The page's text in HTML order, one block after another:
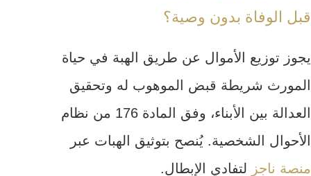
قبل الوفاة بدون وصية؟
يجوز توزيع الأموال عن طريق الهبة في حياة
المورث شريطة قبض الموهوب له وتحقيق
العدالة بين الأبناء، وفق المادة 176 من نظام
الأحوال الشخصية. يُنصح بتوثيق الهبات عبر
منصة ناجز لتفادي الإبطال.